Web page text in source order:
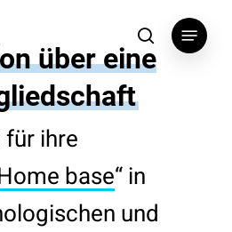
search
Menu
über eine
für ihre
base“ in
und